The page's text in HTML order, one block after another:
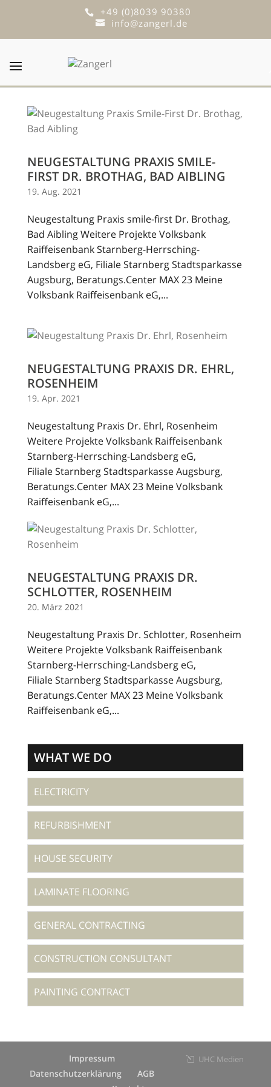
+49 (0)8039 90380
info@zangerl.de
NEUGESTALTUNG PRAXIS SMILE-
FIRST DR. BROTHAG, BAD AIBLING
19. Aug. 2021
Neugestaltung Praxis smile-first Dr. Brothag,
Bad Aibling Weitere Projekte Volksbank
Raiffeisenbank Starnberg-Herrsching-
Landsberg eG, Filiale Starnberg Stadtsparkasse
Augsburg, Beratungs.Center MAX 23 Meine
Volksbank Raiffeisenbank eG,...
NEUGESTALTUNG PRAXIS DR. EHRL,
ROSENHEIM
19. Apr. 2021
Neugestaltung Praxis Dr. Ehrl, Rosenheim
Weitere Projekte Volksbank Raiffeisenbank
Starnberg-Herrsching-Landsberg eG,
Filiale Starnberg Stadtsparkasse Augsburg,
Beratungs.Center MAX 23 Meine Volksbank
Raiffeisenbank eG,...
NEUGESTALTUNG PRAXIS DR.
SCHLOTTER, ROSENHEIM
20. März 2021
Neugestaltung Praxis Dr. Schlotter, Rosenheim
Weitere Projekte Volksbank Raiffeisenbank
Starnberg-Herrsching-Landsberg eG,
Filiale Starnberg Stadtsparkasse Augsburg,
Beratungs.Center MAX 23 Meine Volksbank
Raiffeisenbank eG,...
WHAT WE DO
ELECTRICITY
REFURBISHMENT
HOUSE SECURITY
LAMINATE FLOORING
GENERAL CONTRACTING
CONSTRUCTION CONSULTANT
PAINTING CONTRACT
UHC Medien
Impressum
Datenschutzerklärung
AGB